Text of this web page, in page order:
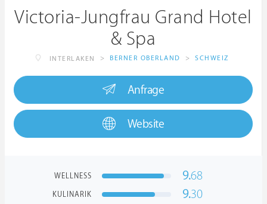
Victoria-Jungfrau Grand Hotel
& Spa
INTERLAKEN > BERNER OBERLAND > SCHWEIZ
Anfrage
Website
WELLNESS 9.68
KULINARIK 9.30